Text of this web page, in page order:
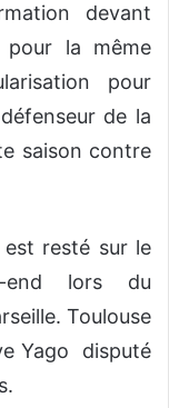
devant
pour la même
pour
défenseur de la
saison contre
est resté sur le
end lors du
Toulouse
Yago disputé